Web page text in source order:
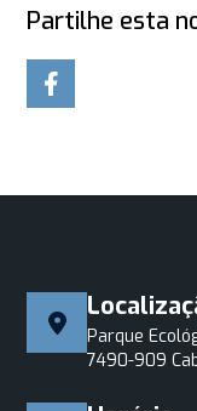
Partilhe esta
Parque
7490-909